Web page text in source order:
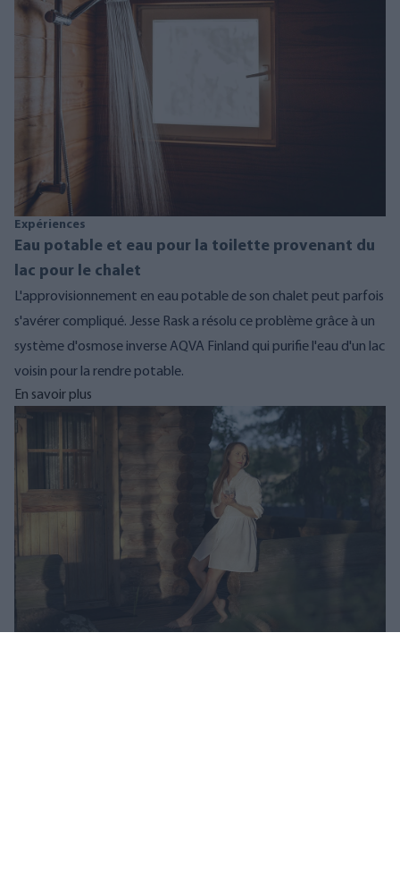
Expériences
Eau potable et eau pour la toilette provenant du
lac pour le chalet
L'approvisionnement en eau potable de son chalet peut parfois
s'avérer compliqué. Jesse Rask a résolu ce problème grâce à un
système d'osmose inverse AQVA Finland qui purifie l'eau d'un lac
voisin pour la rendre potable.
En savoir plus